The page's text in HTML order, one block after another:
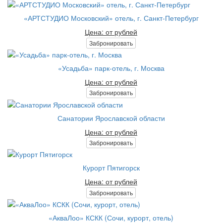
«АРТСТУДИО Московский» отель, г. Санкт-Петербург
Цена: от рублей
Забронировать
«Усадьба» парк-отель, г. Москва
Цена: от рублей
Забронировать
Санатории Ярославской области
Цена: от рублей
Забронировать
Курорт Пятигорск
Цена: от рублей
Забронировать
«АкваЛоо» КСКК (Сочи, курорт, отель)